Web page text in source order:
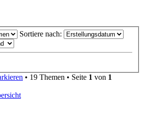
Sortiere nach:
• 19 Themen • Seite 1 von 1